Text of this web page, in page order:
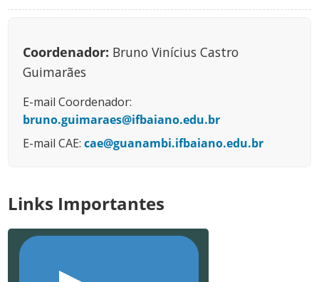
Coordenador: Bruno Vinícius Castro
Guimarães
E-mail Coordenador:
bruno.guimaraes@ifbaiano.edu.br
E-mail CAE:cae@guanambi.ifbaiano.edu.br
Links Importantes